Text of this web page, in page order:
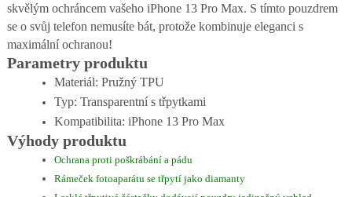
skvělým ochráncem vašeho iPhone 13 Pro Max. S tímto pouzdrem
se o svůj telefon nemusíte bát, protože kombinuje eleganci s
maximální ochranou!
Parametry produktu
Materiál: Pružný TPU
Typ: Transparentní s třpytkami
Kompatibilita: iPhone 13 Pro Max
Výhody produktu
Ochrana proti poškrábání a pádu
Rámeček fotoaparátu se třpytí jako diamanty